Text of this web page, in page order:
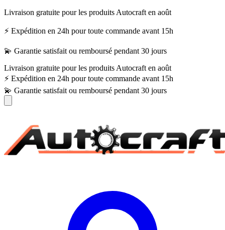
Livraison gratuite pour les produits Autocraft en août
⚡ Expédition en 24h pour toute commande avant 15h
💫 Garantie satisfait ou remboursé pendant 30 jours
Livraison gratuite pour les produits Autocraft en août
⚡ Expédition en 24h pour toute commande avant 15h
💫 Garantie satisfait ou remboursé pendant 30 jours